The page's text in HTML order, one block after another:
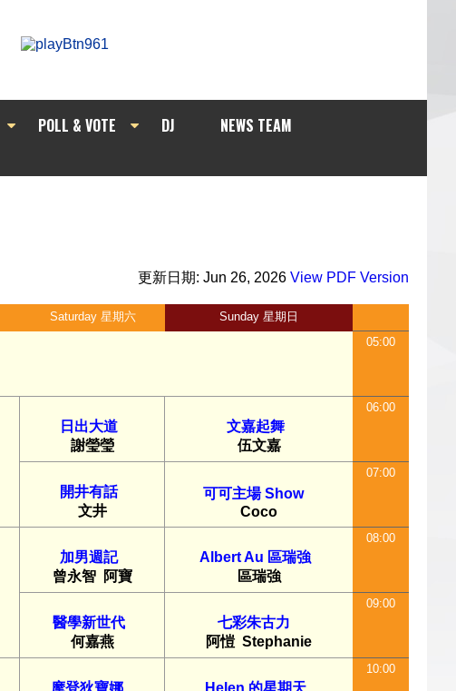
POLL & VOTE DJ
NEWS TEAM
更新日期: Jun 26, 2026 View PDF Version
Saturday 星期六
Sunday 星期日
05:00
日出大道
謝瑩瑩
文嘉起舞
伍文嘉
06:00
開井有話
文井
可可主場 Show
Coco
07:00
加男週記
曾永智
阿寶
Albert Au 區瑞強
區瑞強
08:00
醫學新世代
何嘉燕
七彩朱古力
阿愷 Stephanie
09:00
摩登狄寶娜
Helen 的星期天
10:00